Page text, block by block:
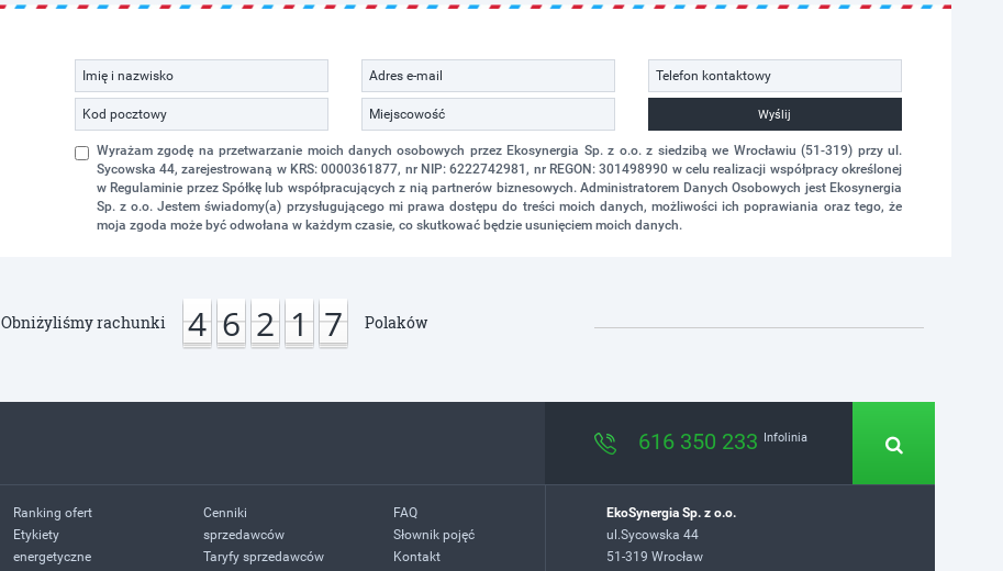
Wyślij
Wyrażam zgodę na przetwarzanie moich danych osobowych przez Ekosynergia Sp. z o.o. z siedzibą we Wrocławiu (51-319) przy ul.
Sycowska 44, zarejestrowaną w KRS: 0000361877, nr NIP: 6222742981, nr REGON: 301498990 w celu realizacji współpracy określonej
w Regulaminie przez Spółkę lub współpracujących z nią partnerów biznesowych. Administratorem Danych Osobowych jest Ekosynergia
Sp. z o.o. Jestem świadomy(a) przysługującego mi prawa dostępu do treści moich danych, możliwości ich poprawiania oraz tego, że
moja zgoda może być odwołana w każdym czasie, co skutkować będzie usunięciem moich danych.
Obniżyliśmy rachunki 4 6 2 1 7 Polaków
616 350 233 Infolinia
Ranking ofert
Etykiety
energetyczne
Cenniki
sprzedawców
Taryfy sprzedawców
FAQ
Słownik pojęć
Kontakt
EkoSynergia Sp. z o.o.
ul.Sycowska 44
51-319 Wrocław